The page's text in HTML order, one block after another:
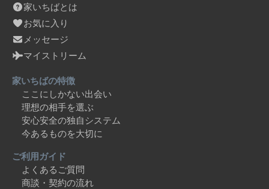
家いちばとは
お気に入り
メッセージ
マイストリーム
家いちばの特徴
ここにしかない出会い
理想の相手を選ぶ
安心安全の独自システム
今あるものを大切に
ご利用ガイド
よくあるご質問
商談・契約の流れ